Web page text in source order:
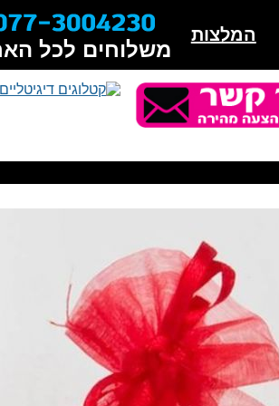
המלצות
משלוחים לכל